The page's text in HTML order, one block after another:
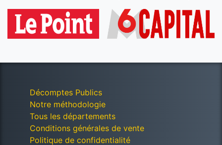
Décomptes Publics
Notre méthodologie
Tous les départements
Conditions générales de vente
Politique de confidentialité